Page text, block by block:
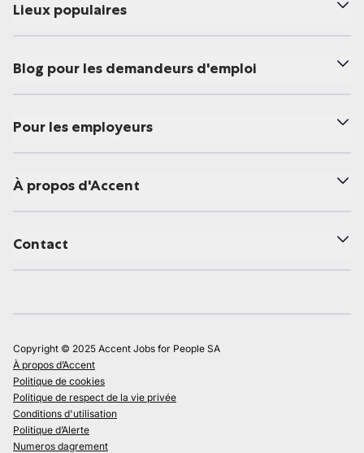
Lieux populaires
Blog pour les demandeurs d'emploi
Pour les employeurs
À propos d'Accent
Contact
Copyright © 2025 Accent Jobs for People SA
À propos d’Accent
Politique de cookies
Politique de respect de la vie privée
Conditions d'utilisation
Politique d’Alerte
Numeros dagrement